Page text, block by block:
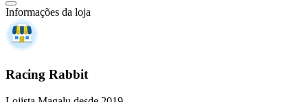
Informações da loja
Racing Rabbit